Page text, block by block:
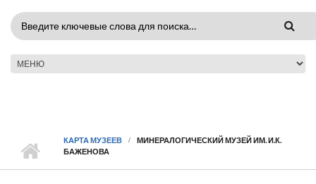
ФОРМА
ПОИСКА
КАРТА МУЗЕЕВ
МИНЕРАЛОГИЧЕСКИЙ МУЗЕЙ ИМ. И.К.
БАЖЕНОВА